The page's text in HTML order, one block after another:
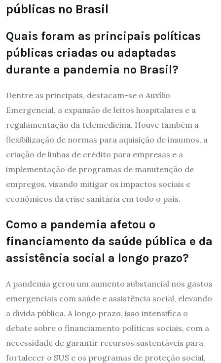
públicas no Brasil
Quais foram as principais políticas
públicas criadas ou adaptadas
durante a pandemia no Brasil?
Dentre as principais, destacam-se o Auxílio
Emergencial, a expansão de leitos hospitalares e a
regulamentação da telemedicina. Houve também a
flexibilização de normas para aquisição de insumos, a
criação de linhas de crédito para empresas e a
implementação de programas de manutenção de
empregos, visando mitigar os impactos sociais e
econômicos da crise sanitária em todo o país.
Como a pandemia afetou o
financiamento da saúde pública e da
assistência social a longo prazo?
A pandemia gerou um aumento substancial nos gastos
emergenciais com saúde e assistência social, elevando
a dívida pública. A longo prazo, isso intensifica o
debate sobre o financiamento políticas sociais, com a
necessidade de garantir recursos sustentáveis para
fortalecer o SUS e os programas de proteção social,